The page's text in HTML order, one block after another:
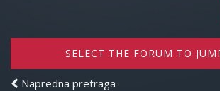
SELECT THE FORUM TO
Napredna pretraga